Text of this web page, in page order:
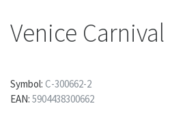
Venice Carnival
Symbol: C-300662-2
EAN: 5904438300662